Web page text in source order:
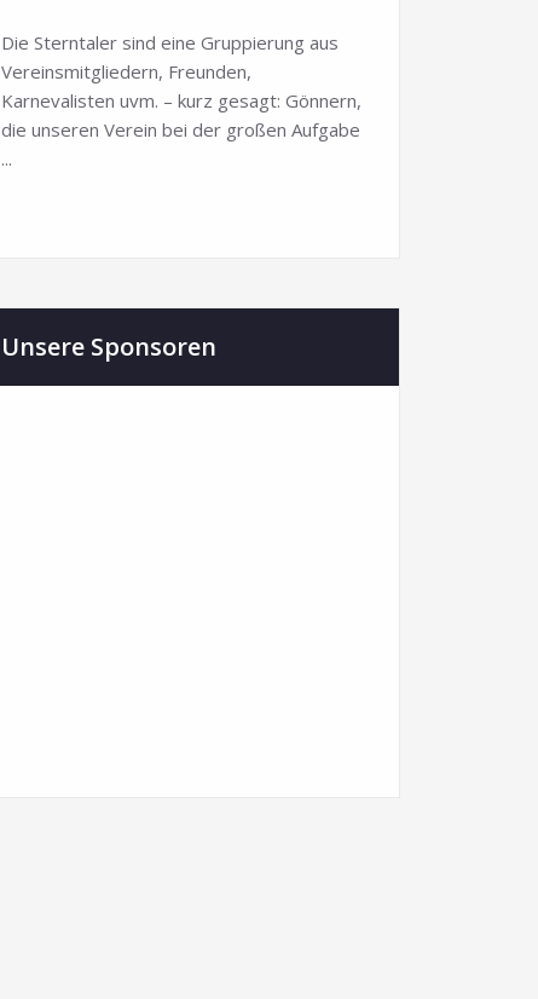
Die Sterntaler sind eine Gruppierung aus
Vereinsmitgliedern, Freunden,
Karnevalisten uvm. – kurz gesagt: Gönnern,
die unseren Verein bei der großen Aufgabe
...
Unsere Sponsoren